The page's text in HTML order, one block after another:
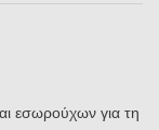
εσωρούχων για τη